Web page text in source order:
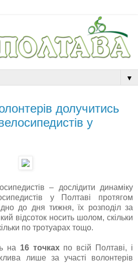
▼
долучитись
у
– дослідити динаміку
у Полтаві протягом
до дня тижня, їх розподіл за
відсоток носить шолом, скільки
по тротуарах тощо.
на 16 точкахпо всій Полтаві, і
лише за участі волонтерів